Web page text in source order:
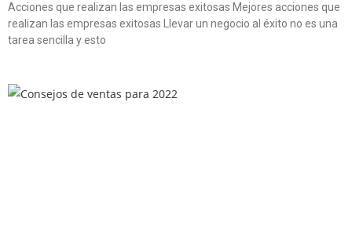
Acciones que realizan las empresas exitosas Mejores acciones que
realizan las empresas exitosas Llevar un negocio al éxito no es una
tarea sencilla y esto